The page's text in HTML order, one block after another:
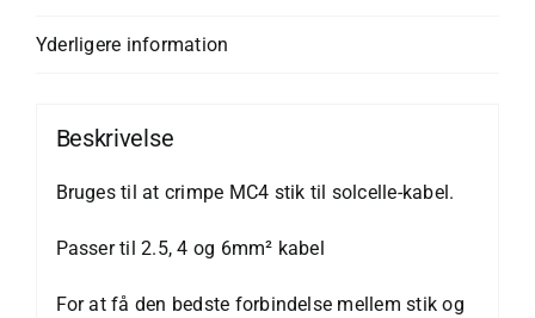
Yderligere information
Beskrivelse
Bruges til at crimpe MC4 stik til solcelle-kabel.
Passer til 2.5, 4 og 6mm² kabel
For at få den bedste forbindelse mellem stik og